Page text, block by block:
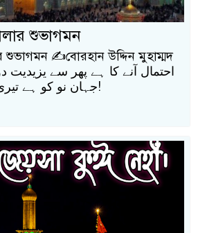
শুভাগমন
শুভাগমন ✍️বোরহান উদ্দিন মুহাম্মদ
جہان نو کو ہے تیری ضرورت اے حسین!